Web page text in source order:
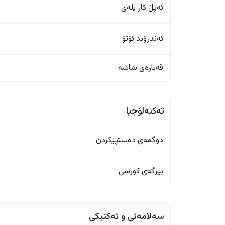
ئەپڵ کار پلەی
ئەندرۆید ئۆتۆ
قەبارەی شاشە
تەکنەلۆجیا
دوگمەی دەستپێکردن
بیرگەی کورسی
سەلامەتی و تەکنیکی